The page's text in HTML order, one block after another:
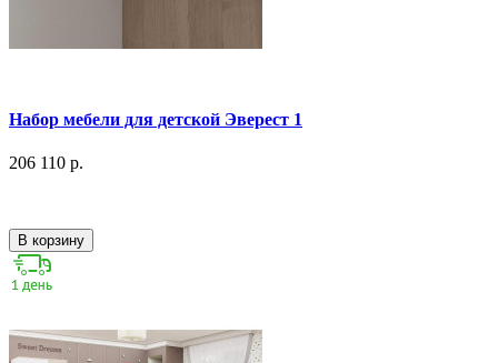
Набор мебели для детской Эверест 1
206 110 р.
В корзину